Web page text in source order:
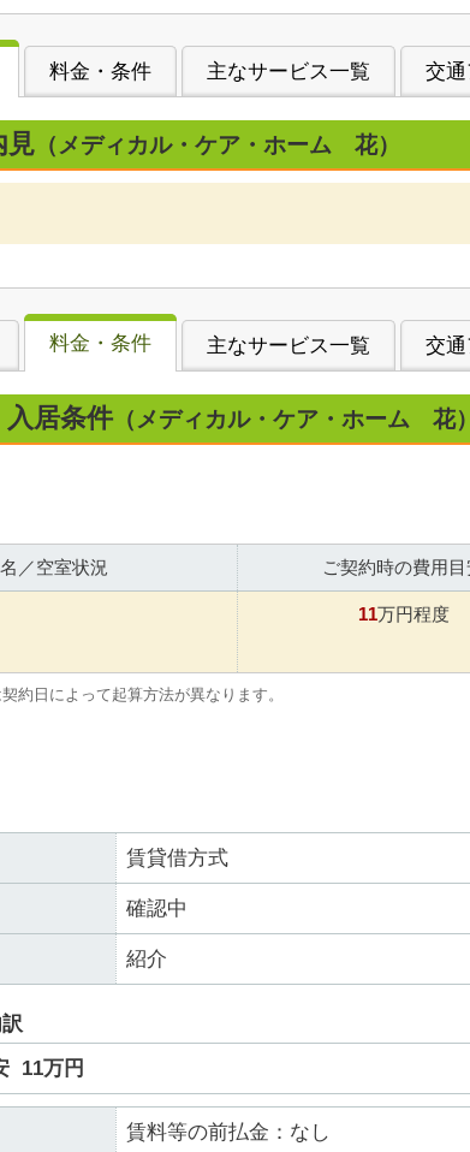
料金・条件 主なサービス一覧 交通
見 （メディカル・ケア・ホーム 花）
料金・条件 主なサービス一覧 交通
居条件 （メディカル・ケア・ホーム 花）
／空室状況 ご契約時の費用目
11万円程度
約日によって起算方法が異なります。
賃貸借方式
確認中
紹介
11万円
賃料等の前払金：なし